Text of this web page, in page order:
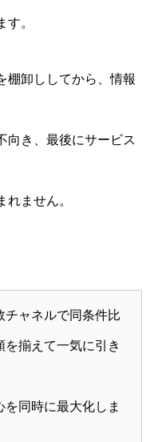
。
棚卸ししてから、情報
向き、最後にサービス
ません。
チャネルで同条件比
揃えて一気に引き
同時に最大化しま